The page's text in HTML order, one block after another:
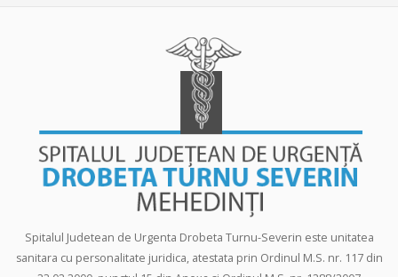
Spitalul Judetean de Urgenta Drobeta Turnu-Severin este unitatea
sanitara cu personalitate juridica, atestata prin Ordinul M.S. nr. 117 din